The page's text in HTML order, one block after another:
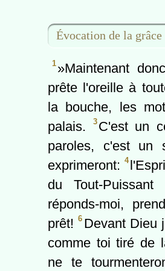
Évocation de la
1 »Maintenant
prête l'oreille à
la bouche, les
palais.
3 C'est un
paroles, c'est un
exprimeront: 4
du Tout-
réponds-moi,
prêt!6 Devant Dieu
comme toi tiré de
ne te